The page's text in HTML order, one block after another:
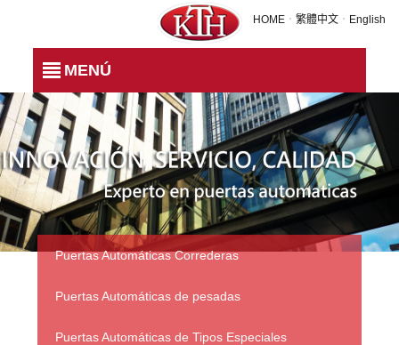
HOME ． 繁體中文 ． English
MENÚ
Puertas Automáticas Correderas
Puertas Automáticas de pesadas
Puertas Automáticas de Tipos Especiales